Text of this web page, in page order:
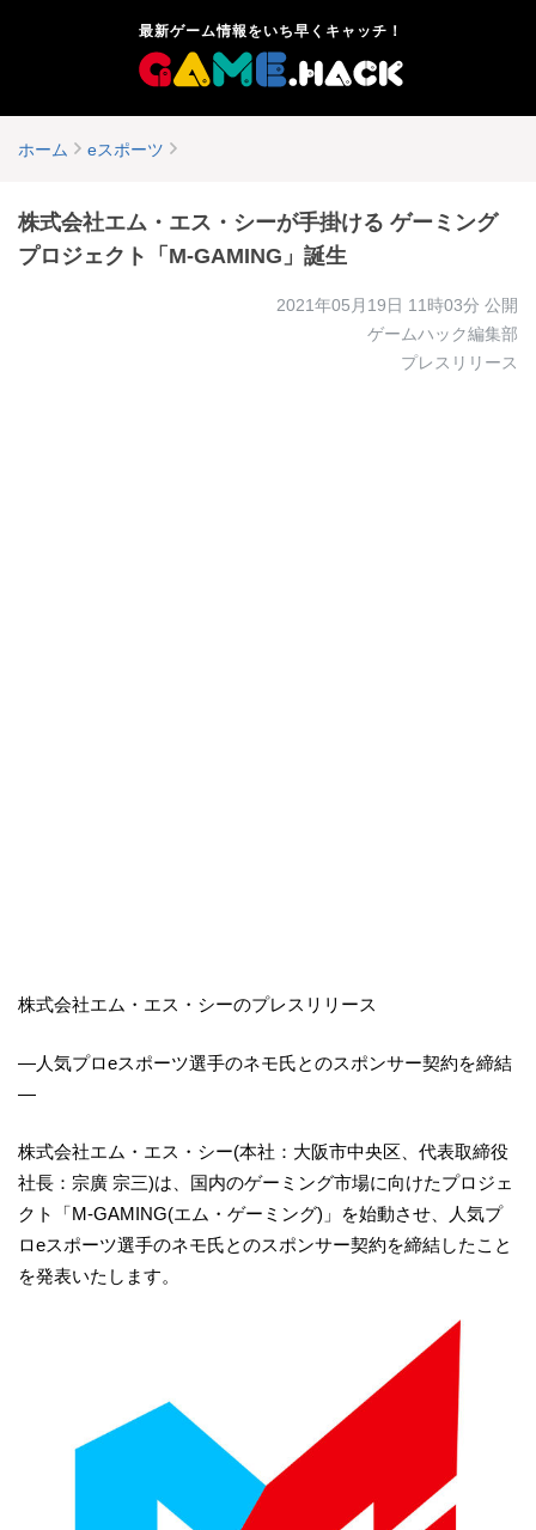
最新ゲーム情報をいち早くキャッチ！
ホーム eスポーツ
株式会社エム・エス・シーが手掛ける ゲーミング
プロジェクト「M-GAMING」誕生
2021年05月19日 11時03分 公開
ゲームハック編集部
プレスリリース
株式会社エム・エス・シーのプレスリリース
―人気プロeスポーツ選手のネモ氏とのスポンサー契約を締結
―
株式会社エム・エス・シー(本社：大阪市中央区、代表取締役
社長：宗廣 宗三)は、国内のゲーミング市場に向けたプロジェ
クト「M-GAMING(エム・ゲーミング)」を始動させ、人気プ
ロeスポーツ選手のネモ氏とのスポンサー契約を締結したこと
を発表いたします。